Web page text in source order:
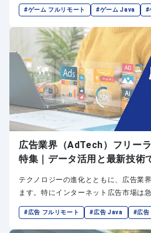
な選択肢の一つです。
#ゲーム フルリモート #ゲーム Java #
広告業界（AdTech）フリー
特集｜データ活用と最新技術
テクノロジーの進化とともに、広告業
ます。特にインターネット広告市場は
伴いエンジニアの役割がますます重要
#広告 フルリモート #広告 Java #広告